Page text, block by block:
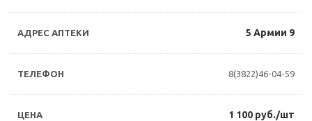
5 Армии 9
8(3822)46-04-59
1 100 руб./шт